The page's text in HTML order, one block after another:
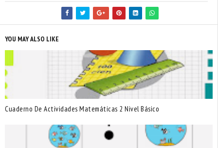
YOU MAY ALSO LIKE
Cuaderno De Actividades Matemáticas 2 Nivel Básico